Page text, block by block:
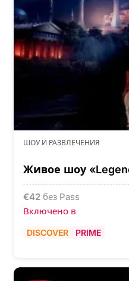
ШОУ И РАЗВЛЕЧЕНИЯ
Живое шоу
€42 без Pass
Включено в
DISCOVER PRIME